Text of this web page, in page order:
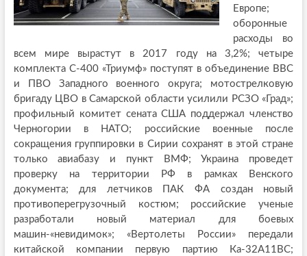
Европе;
оборонные
расходы во
всем мире вырастут в 2017 году на 3,2%; четыре
комплекта С-400 «Триумф» поступят в объединение ВВС
и ПВО Западного военного округа; мотострелковую
бригаду ЦВО в Самарской области усилили РСЗО «Град»;
профильный комитет сената США поддержал членство
Черногории в НАТО; российские военные после
сокращения группировки в Сирии сохранят в этой стране
только авиабазу и пункт ВМФ; Украина проведет
проверку на территории РФ в рамках Венского
документа; для летчиков ПАК ФА создан новый
противоперегрузочный костюм; российские ученые
разработали новый материал для боевых
машин-«невидимок»; «Вертолеты России» передали
китайской компании первую партию Ка-32A11BC;